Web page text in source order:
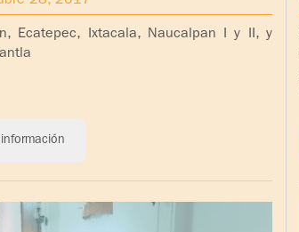
Metropolitano Norte (Atizapán,
Ixtacala, Naucalpan I y II, y
Ecatepec, Ixtacala, Naucalpan I y II, y